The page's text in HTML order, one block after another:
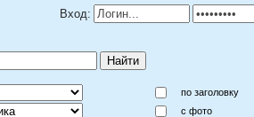
Вход:
по заголовку
c фото